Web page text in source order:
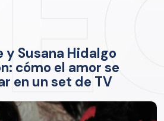
y Susana Hidalgo
cómo el amor se
en un set de TV